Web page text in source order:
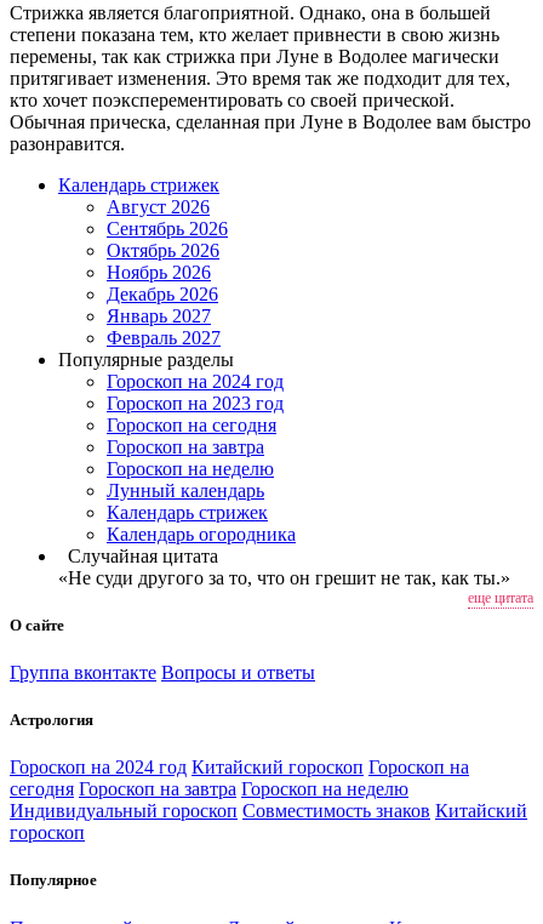
Стрижка является благоприятной. Однако, она в большей
степени показана тем, кто желает привнести в свою жизнь
перемены, так как стрижка при Луне в Водолее магически
притягивает изменения. Это время так же подходит для тех,
кто хочет поэксперементировать со своей прической.
Обычная прическа, сделанная при Луне в Водолее вам быстро
разонравится.
Календарь стрижек
Август 2026
Сентябрь 2026
Октябрь 2026
Ноябрь 2026
Декабрь 2026
Январь 2027
Февраль 2027
Популярные разделы
Гороскоп на 2024 год
Гороскоп на 2023 год
Гороскоп на сегодня
Гороскоп на завтра
Гороскоп на неделю
Лунный календарь
Календарь стрижек
Календарь огородника
Случайная цитата
«Не суди другого за то, что он грешит не так, как ты.»
еще цитата
О сайте
Группа вконтакте Вопросы и ответы
Астрология
Гороскоп на 2024 год Китайский гороскоп Гороскоп на
сегодня Гороскоп на завтра Гороскоп на неделю
Индивидуальный гороскоп Совместимость знаков Китайский
гороскоп
Популярное